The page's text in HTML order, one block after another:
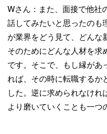
Wさん： また、面接で他社
話してみたいと思ったのも
が業界をどう見て、どんな
そのためにどんな人材を求
です。そこで、もし縁があ
れば、その時に転職するか
した。逆に求められなけ
より磨いていくことも一つ